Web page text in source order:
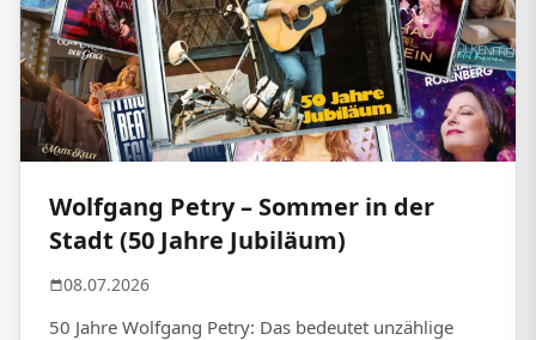
Wolfgang Petry – Sommer in der
Stadt (50 Jahre Jubiläum)
08.07.2026
50 Jahre Wolfgang Petry: Das bedeutet unzählige